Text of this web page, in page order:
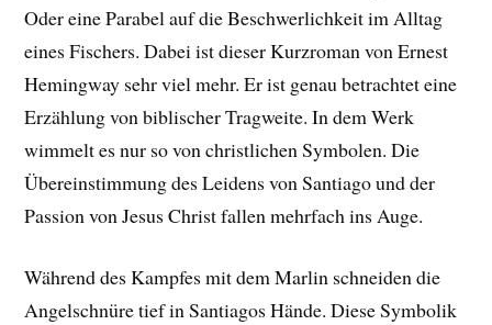
Oder eine Parabel auf die Beschwerlichkeit im Alltag
eines Fischers. Dabei ist dieser Kurzroman von Ernest
Hemingway sehr viel mehr. Er ist genau betrachtet eine
Erzählung von biblischer Tragweite. In dem Werk
wimmelt es nur so von christlichen Symbolen. Die
Übereinstimmung des Leidens von Santiago und der
Passion von Jesus Christ fallen mehrfach ins Auge.
Während des Kampfes mit dem Marlin schneiden die
Angelschnüre tief in Santiagos Hände. Diese Symbolik